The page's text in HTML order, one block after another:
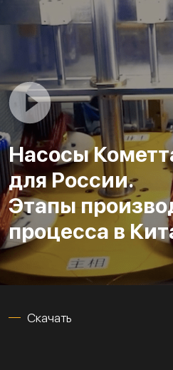
Насосы
для России.
Этапы
процесса в
Скачать